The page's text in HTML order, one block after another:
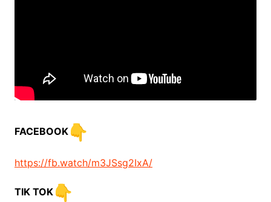
FACEBOOK
https://fb.watch/m3JSsg2IxA/
TIK TOK